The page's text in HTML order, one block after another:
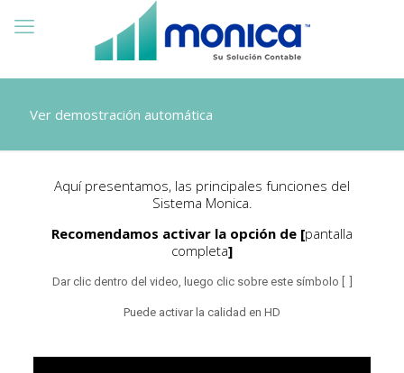
Ver demostración automática
Aquí presentamos, las principales funciones del
Sistema Monica.
Recomendamos activar la opción de [pantalla
completa]
Dar clic dentro del video, luego clic sobre este símbolo [ ]
Puede activar la calidad en HD